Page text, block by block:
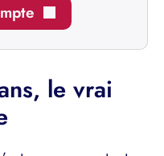
le vrai